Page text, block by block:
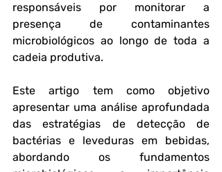
responsáveis por monitorar a
presença de contaminantes
microbiológicos ao longo de toda a
cadeia produtiva.
Este artigo tem como objetivo
apresentar uma análise aprofundada
das estratégias de detecção de
bactérias e leveduras em bebidas,
abordando os fundamentos